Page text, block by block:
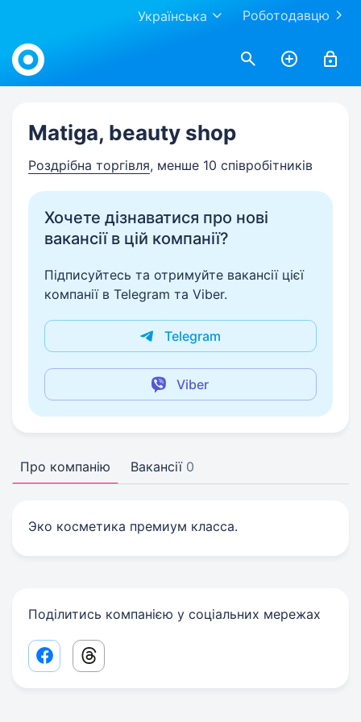
Роботодавцю
Українська
Work.ua
Matiga, beauty shop
Роздрібна торгівля, менше 10 співробітників
Хочете дізнаватися про нові
вакансії в цій компанії?
Підписуйтесь та отримуйте вакансії цієї
компанії в Telegram та Viber.
Telegram
Viber
Про компанію Вакансії 0
Эко косметика премиум класса.
Поділитись компанією у соціальних мережах
Facebook share link
Threads share link